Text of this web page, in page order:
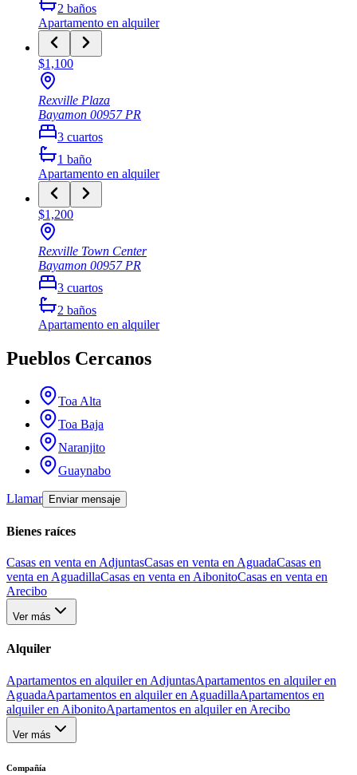
2 baños
Apartamento en alquiler
$1,100
Rexville Plaza
Bayamon 00957PR
3 cuartos
1 baño
Apartamento en alquiler
$1,200
Rexville Town Center
Bayamon 00957PR
3 cuartos
2 baños
Apartamento en alquiler
Pueblos Cercanos
Toa Alta
Toa Baja
Naranjito
Guaynabo
Llamar Enviar mensaje
Bienes raíces
Casas en venta en AdjuntasCasas en venta en AguadaCasas en
venta en AguadillaCasas en venta en AibonitoCasas en venta en
Arecibo
Ver más
Alquiler
Apartamentos en alquiler en AdjuntasApartamentos en alquiler en
AguadaApartamentos en alquiler en AguadillaApartamentos en
alquiler en AibonitoApartamentos en alquiler en Arecibo
Ver más
Compañía